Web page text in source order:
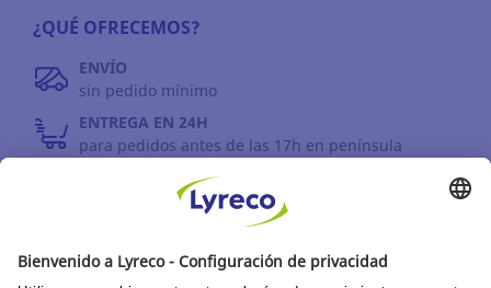
¿QUÉ OFRECEMOS?
ENVÍO
sin pedido mínimo
ENTREGA EN 24H
para pedidos antes de las 17h en península
DEVOLUCIONES
antes de 30 días
INFORMACIÓN GENERAL